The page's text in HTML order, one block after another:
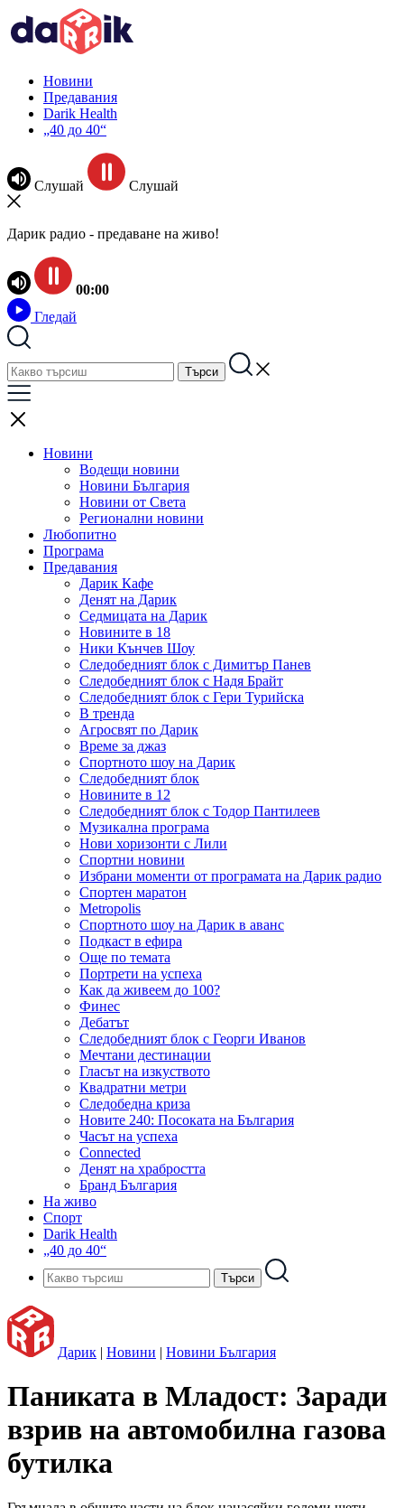
Новини
Предавания
Darik Health
„40 до 40“
Слушай Слушай
Дарик радио - предаване на живо!
00:00
Гледай
Новини
Водещи новини
Новини България
Новини от Света
Регионални новини
Любопитно
Програма
Предавания
Дарик Кафе
Денят на Дарик
Седмицата на Дарик
Новините в 18
Ники Кънчев Шоу
Следобедният блок с Димитър Панев
Следобедният блок с Надя Брайт
Следобедният блок с Гери Турийска
В тренда
Агросвят по Дарик
Време за джаз
Спортното шоу на Дарик
Следобедният блок
Новините в 12
Следобедният блок с Тодор Пантилеев
Музикална програма
Нови хоризонти с Лили
Спортни новини
Избрани моменти от програмата на Дарик радио
Спортен маратон
Metropolis
Спортното шоу на Дарик в аванс
Подкаст в ефира
Още по темата
Портрети на успеха
Как да живеем до 100?
Финес
Дебатът
Следобедният блок с Георги Иванов
Мечтани дестинации
Гласът на изкуството
Квадратни метри
Следобедна криза
Новите 240: Посоката на България
Часът на успеха
Connected
Денят на храбростта
Бранд България
На живо
Спорт
Darik Health
„40 до 40“
Дарик | Новини | Новини България
Паниката в Младост: Заради
взрив на автомобилна газова
бутилка